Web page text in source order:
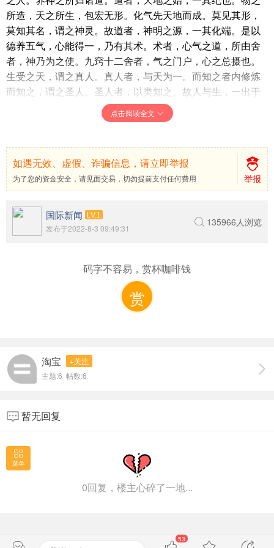
所造，天之所生，包宏无形。化气先天地而成。莫见其形，
莫知其名，谓之神灵。故道者，神明之源，一其化端。是以
德养五气，心能得一，乃有其术。术者，心气之道，所由舍
者，神乃为之使。九窍十二舍者，气之门户，心之总摄也。
生受之天，谓之真人。真人者，与天为一。而知之者内修炼
而知之，谓之圣人。圣人者，以类知之。故人与生，一出于
化物。知类在窍，有所疑惑，通于心术。术，必有不通。其
通也，五气得养，务在舍神，此之谓化。化，有五气者。志
得其和，四者不衰，四边威势无不为存而舍之，是谓神化，
归于身，谓之真人。真人者，同天而合道，执一而养产万
类，怀天心，施德养，无为以包志虑，思意，而行威势者
【释义】精神旺盛，就是人的身体中有五气——神、
魂、魄、情、志，神是统领。心是精神的寄居之地，德使之
又转化为气，在天地之前形成。看不见其形状，不知道其名
字，称之神灵。所以道是神明之源，从它化为万物。然后以
德养五气，心能得其一，于是有了术。“术”就是“心气”出入身
知，称之为圣人。圣人能举一反三，类推万物。所以人与各
种生命一样，是出自于万物的化育。触类旁通在于九窍，当
者，五脏之气能得到调养，神能有所归依。这叫做化育。五
四者不衰竭，那么四周就有威势，于是无可不为。他蓄养了
真气，气充满了全身，称他为真人。所谓真人，他融于天合
乎道，掌握根本生养万物；他怀藏天心、传播德行修养，以
点击阅读全文
如遇无效、虚假、诈骗信息，请立即举报
为了您的资金安全，请见面交易，切勿提前支付任何费用 举报
135966人浏览
国际新闻 LV.1
发布于2022-8-3 09:49:31
码字不容易，赏杯咖啡钱
赏
淘宝
+关注
主题:6 帖数:6
暂无回复
0回复，楼主心碎了一地...
53
菜单